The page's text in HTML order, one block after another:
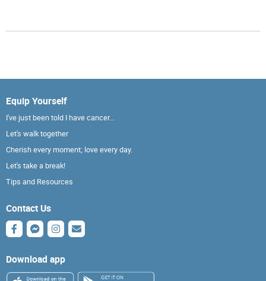
Equip Yourself
I've just been told I have cancer...
Let's walk together
Cherish every moment; love every day.
Let's take a break!
Tips and Resources
Contact Us
Download app